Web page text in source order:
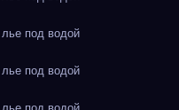
под водой
под водой